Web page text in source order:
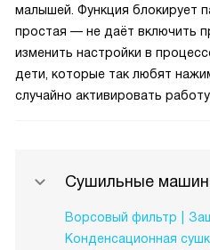
малышей. Функция блокирует
простая — не даёт включить
изменить настройки в
дети, которые так любят
случайно активировать
Сушильные
Ворсовый фильтр
Конденсационная